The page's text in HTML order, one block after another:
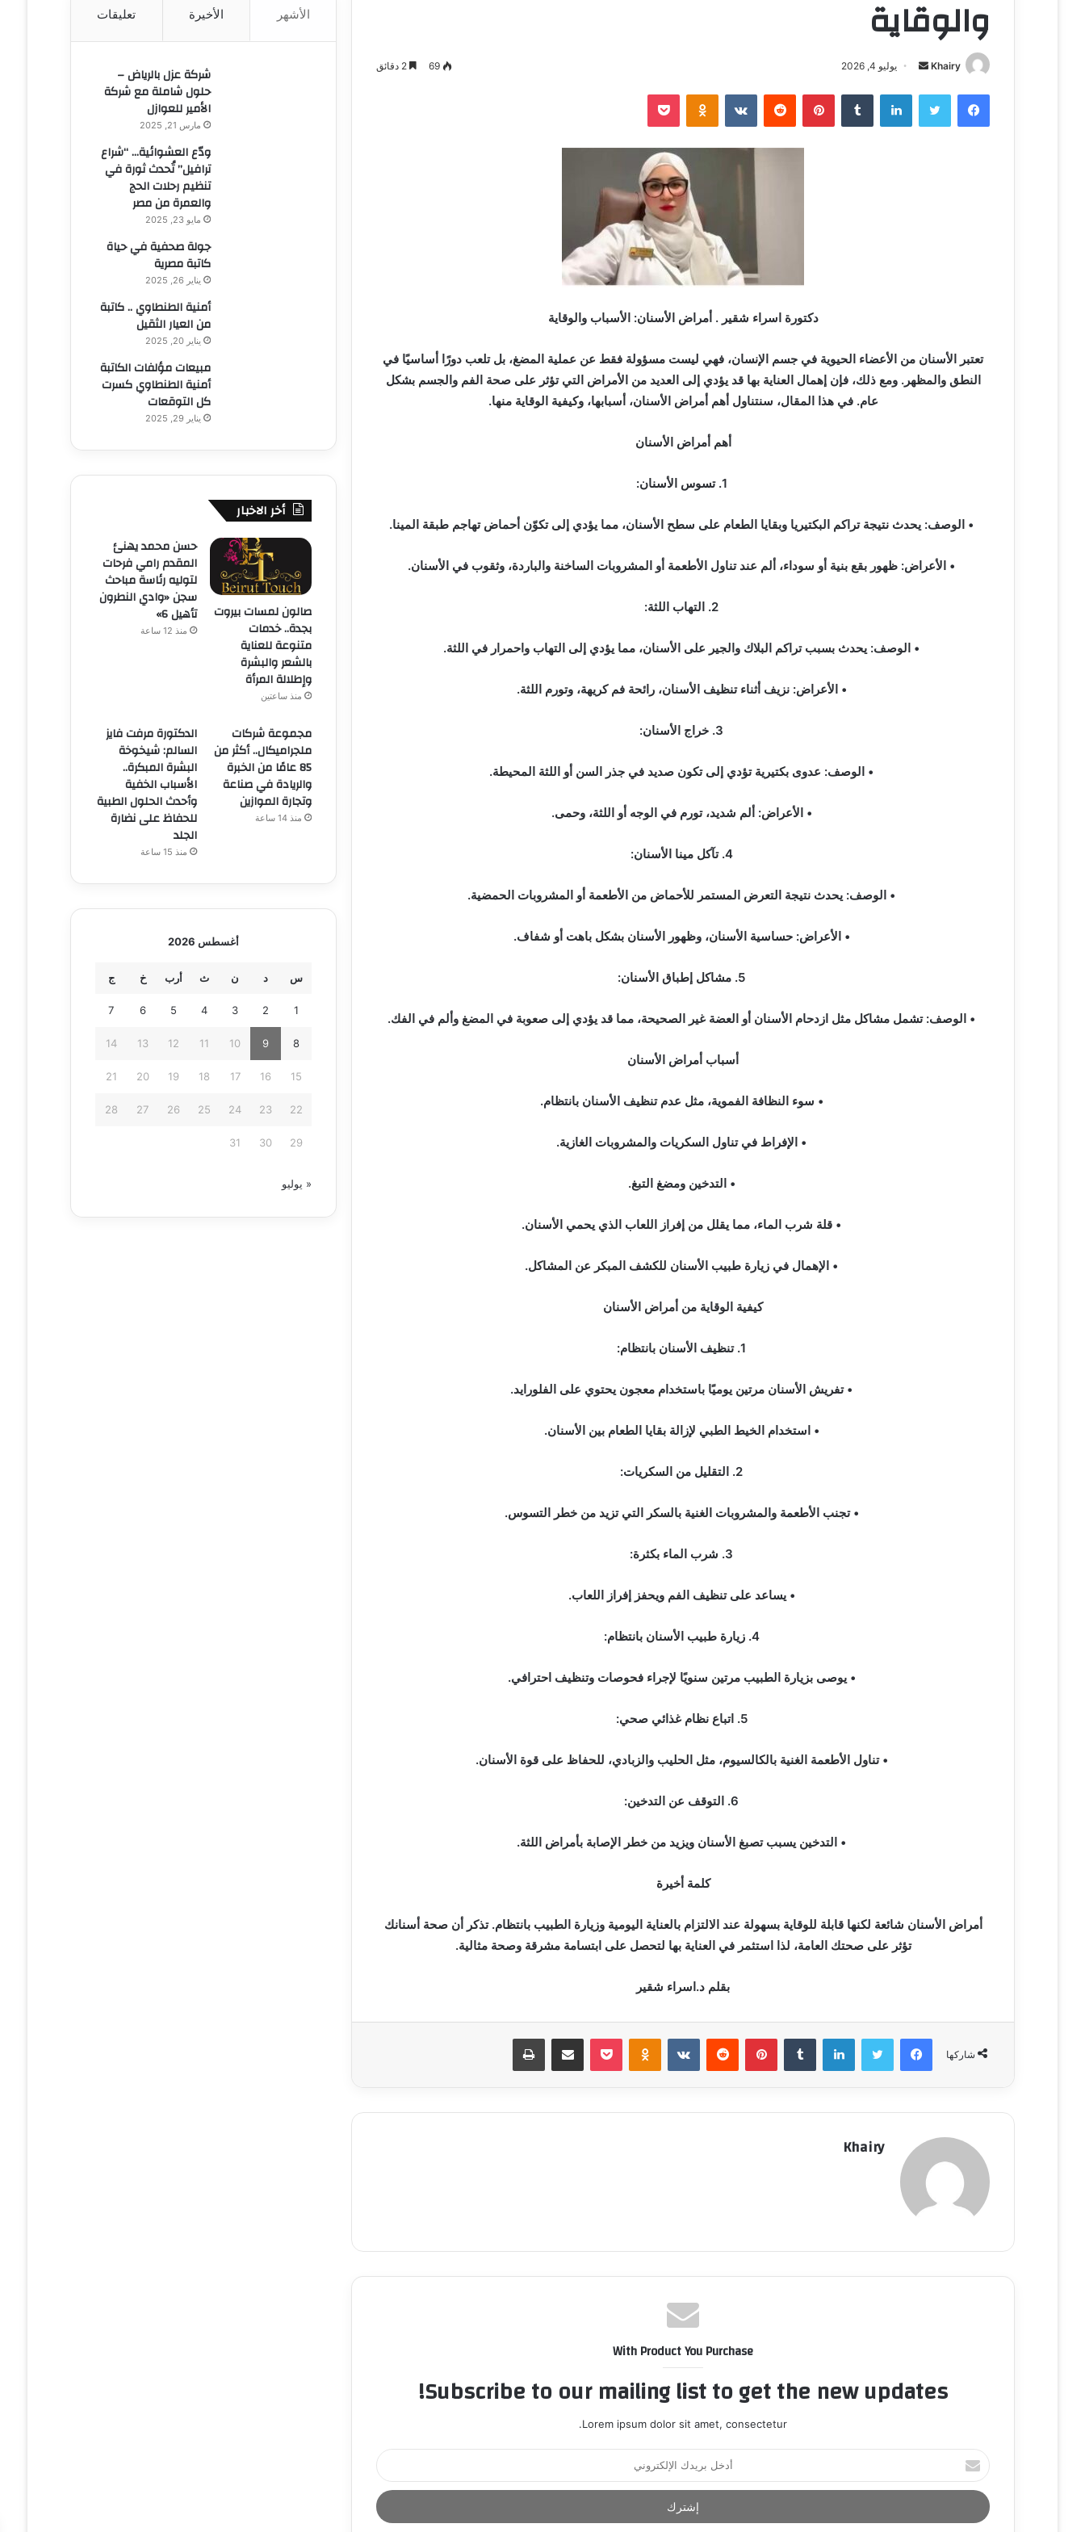
والوقاية
Khairy
أ
ل
ي
يوليو 4, 2026 69 2 دقائق
فيسبوك تويتر لينكدإن ‏Tumblr بينتيريست ‏Reddit
‏VKontakte
Odnoklassniki بوكيت
دكتورة اسراء شقير . أمراض الأسنان: الأسباب والوقاية
تعتبر الأسنان من الأعضاء الحيوية في جسم الإنسان، فهي ليست مسؤولة فقط عن عملية المضغ، بل تلعب دورًا أساسيًا في
النطق والمظهر. ومع ذلك، فإن إهمال العناية بها قد يؤدي إلى العديد من الأمراض التي تؤثر على صحة الفم والجسم بشكل
عام. في هذا المقال، سنتناول أهم أمراض الأسنان، أسبابها، وكيفية الوقاية منها.
أهم أمراض الأسنان
• الوصف: يحدث نتيجة تراكم البكتيريا وبقايا الطعام على سطح الأسنان، مما يؤدي إلى تكوّن أحماض تهاجم طبقة المينا.
• الأعراض: ظهور بقع بنية أو سوداء، ألم عند تناول الأطعمة أو المشروبات الساخنة والباردة، وثقوب في الأسنان.
• الوصف: يحدث بسبب تراكم البلاك والجير على الأسنان، مما يؤدي إلى التهاب واحمرار في اللثة.
• الأعراض: نزيف أثناء تنظيف الأسنان، رائحة فم كريهة، وتورم اللثة.
• الوصف: عدوى بكتيرية تؤدي إلى تكون صديد في جذر السن أو اللثة المحيطة.
• الأعراض: ألم شديد، تورم في الوجه أو اللثة، وحمى.
4. تآكل مينا الأسنان:
• الوصف: يحدث نتيجة التعرض المستمر للأحماض من الأطعمة أو المشروبات الحمضية.
• الأعراض: حساسية الأسنان، وظهور الأسنان بشكل باهت أو شفاف.
• الوصف: تشمل مشاكل مثل ازدحام الأسنان أو العضة غير الصحيحة، مما قد يؤدي إلى صعوبة في المضغ وألم في الفك.
أسباب أمراض الأسنان
• سوء النظافة الفموية، مثل عدم تنظيف الأسنان بانتظام.
• الإفراط في تناول السكريات والمشروبات الغازية.
• التدخين ومضغ التبغ.
• قلة شرب الماء، مما يقلل من إفراز اللعاب الذي يحمي الأسنان.
• الإهمال في زيارة طبيب الأسنان للكشف المبكر عن المشاكل.
كيفية الوقاية من أمراض الأسنان
• تفريش الأسنان مرتين يوميًا باستخدام معجون يحتوي على الفلورايد.
• استخدام الخيط الطبي لإزالة بقايا الطعام بين الأسنان.
• تجنب الأطعمة والمشروبات الغنية بالسكر التي تزيد من خطر التسوس.
• يساعد على تنظيف الفم ويحفز إفراز اللعاب.
4. زيارة طبيب الأسنان بانتظام:
• يوصى بزيارة الطبيب مرتين سنويًا لإجراء فحوصات وتنظيف احترافي.
5. اتباع نظام غذائي صحي:
• تناول الأطعمة الغنية بالكالسيوم، مثل الحليب والزبادي، للحفاظ على قوة الأسنان.
• التدخين يسبب تصبغ الأسنان ويزيد من خطر الإصابة بأمراض اللثة.
كلمة أخيرة
أمراض الأسنان شائعة لكنها قابلة للوقاية بسهولة عند الالتزام بالعناية اليومية وزيارة الطبيب بانتظام. تذكر أن صحة أسنانك
تؤثر على صحتك العامة، لذا استثمر في العناية بها لتحصل على ابتسامة مشرقة وصحة مثالية.
بقلم د.اسراء شقير
شاركها
فيسبوك تويتر لينكدإن ‏Tumblr بينتيريست ‏Reddit
‏VKontakte
Odnoklassniki بوكيت مشاركة عبر البريد طباعة
Khairy
With Product You Purchase
Subscribe to our mailing list to get the new updates!
Lorem ipsum dolor sit amet, consectetur.
أ
د
خ
ل
الأشهر الأخيرة تعليقات
شركة عزل بالرياض –
حلول شاملة مع شركة
الأمير للعوازل
مارس 21, 2025
ودّع العشوائية… “شراع
ترافيل” تُحدث ثورة في
تنظيم رحلات الحج
والعمرة من مصر
مايو 23, 2025
جولة صحفية في حياة
كاتبة مصرية
يناير 26, 2025
أمنية الطنطاوي .. كاتبة
من العيار الثقيل
يناير 20, 2025
مبيعات مؤلفات الكاتبة
أمنية الطنطاوي كسرت
كل التوقعات
يناير 29, 2025
أخر الاخبار
صالون لمسات بيروت
بجدة.. خدمات
متنوعة للعناية
بالشعر والبشرة
وإطلالة المرأة
منذ ساعتين
حسن محمد يهنئ
المقدم رامي فرحات
لتوليه رئاسة مباحث
سجن «وادي النطرون
تأهيل 6»
منذ 12 ساعة
مجموعة شركات
ملجراميكال.. أكثر من
85 عامًا من الخبرة
والريادة في صناعة
وتجارة الموازين
منذ 14 ساعة
الدكتورة مرفت فايز
السالم: شيخوخة
البشرة المبكرة..
الأسباب الخفية
وأحدث الحلول الطبية
للحفاظ على نضارة
الجلد
منذ 15 ساعة
أغسطس 2026
س د ن ث أرب خ ج
1
2
3
4
5
6
7
8
9
10
11
12
13
14
15
16
17
18
19
20
21
22
23
24
25
26
27
28
29
30
31
« يوليو